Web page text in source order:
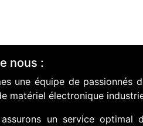
nous :
une équipe de
matériel électronique
un service